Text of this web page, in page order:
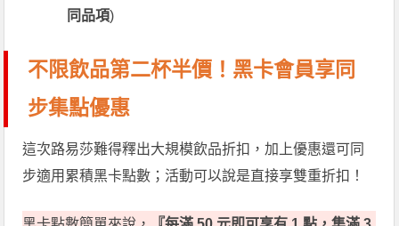
同品項)
不限飲品第二杯半價！黑卡會員享同
步集點優惠
這次路易莎難得釋出大規模飲品折扣，加上優惠還可同
步適用累積黑卡點數；活動可以說是直接享雙重折扣！